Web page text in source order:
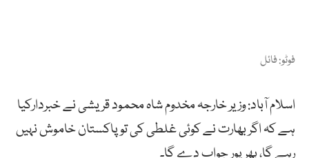
فوٹو: فائل
اسلام آباد: وزیر خارجہ مخدوم شاہ محمود قریشی نے خبردارکیا
ہے کہ اگر بھارت نے کوئی غلطی کی تو پاکستان خاموش نہیں
رہے گا، بھرپور جواب دے گا۔